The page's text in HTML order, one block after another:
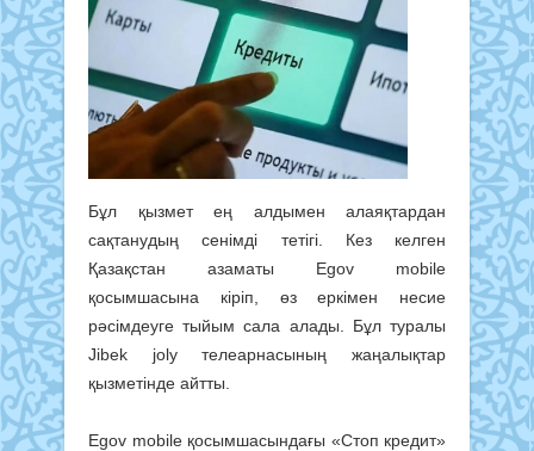
Бұл қызмет ең алдымен алаяқтардан
сақтанудың сенімді тетігі. Кез келген
Қазақстан азаматы Egov mobile
қосымшасына кіріп, өз еркімен несие
рәсімдеуге тыйым сала алады. Бұл туралы
Jibek joly телеарнасының жаңалықтар
қызметінде айтты.
Egov mobile қосымшасындағы «Стоп кредит»